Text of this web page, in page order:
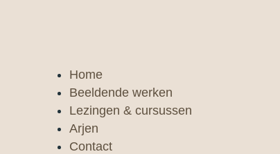
Home
Beeldende werken
Lezingen & cursussen
Arjen
Contact